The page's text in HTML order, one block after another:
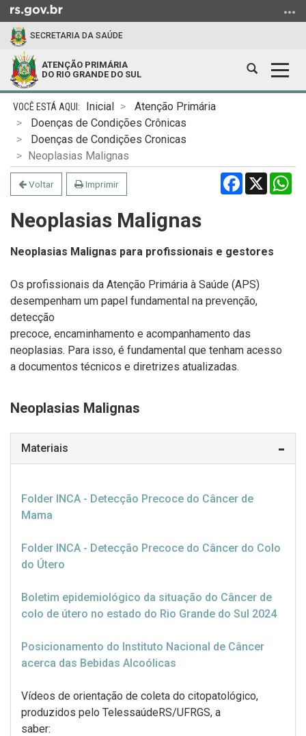
para
conteúdo
para
menu
para
busca
SECRETARIA DA SAÚDE
ATENÇÃO PRIMÁRIA
DO RIO GRANDE DO SUL
Abrir
Início
conteúdo
Inicial
Atenção Primária
Doenças de Condições Crônicas
Doenças de Condições Cronicas
Neoplasias Malignas
Voltar Imprimir Facebook
X
Neoplasias Malignas
Neoplasias Malignas para profissionais e gestores
Os profissionais da Atenção Primária à Saúde (APS)
desempenham um papel fundamental na prevenção,
detecção
precoce, encaminhamento e acompanhamento das
neoplasias. Para isso, é fundamental que tenham acesso
a documentos técnicos e diretrizes atualizadas.
Neoplasias Malignas
Materiais
Folder INCA - Detecção Precoce do Câncer de
Mama
Folder INCA - Detecção Precoce do Câncer do Colo
do Útero
Boletim epidemiológico da situação do Câncer de
colo de útero no estado do Rio Grande do Sul 2024
Posicionamento do Instituto Nacional de Câncer
acerca das Bebidas Alcoólicas
Vídeos de orientação de coleta do citopatológico,
produzidos pelo TelessaúdeRS/UFRGS, a
saber: